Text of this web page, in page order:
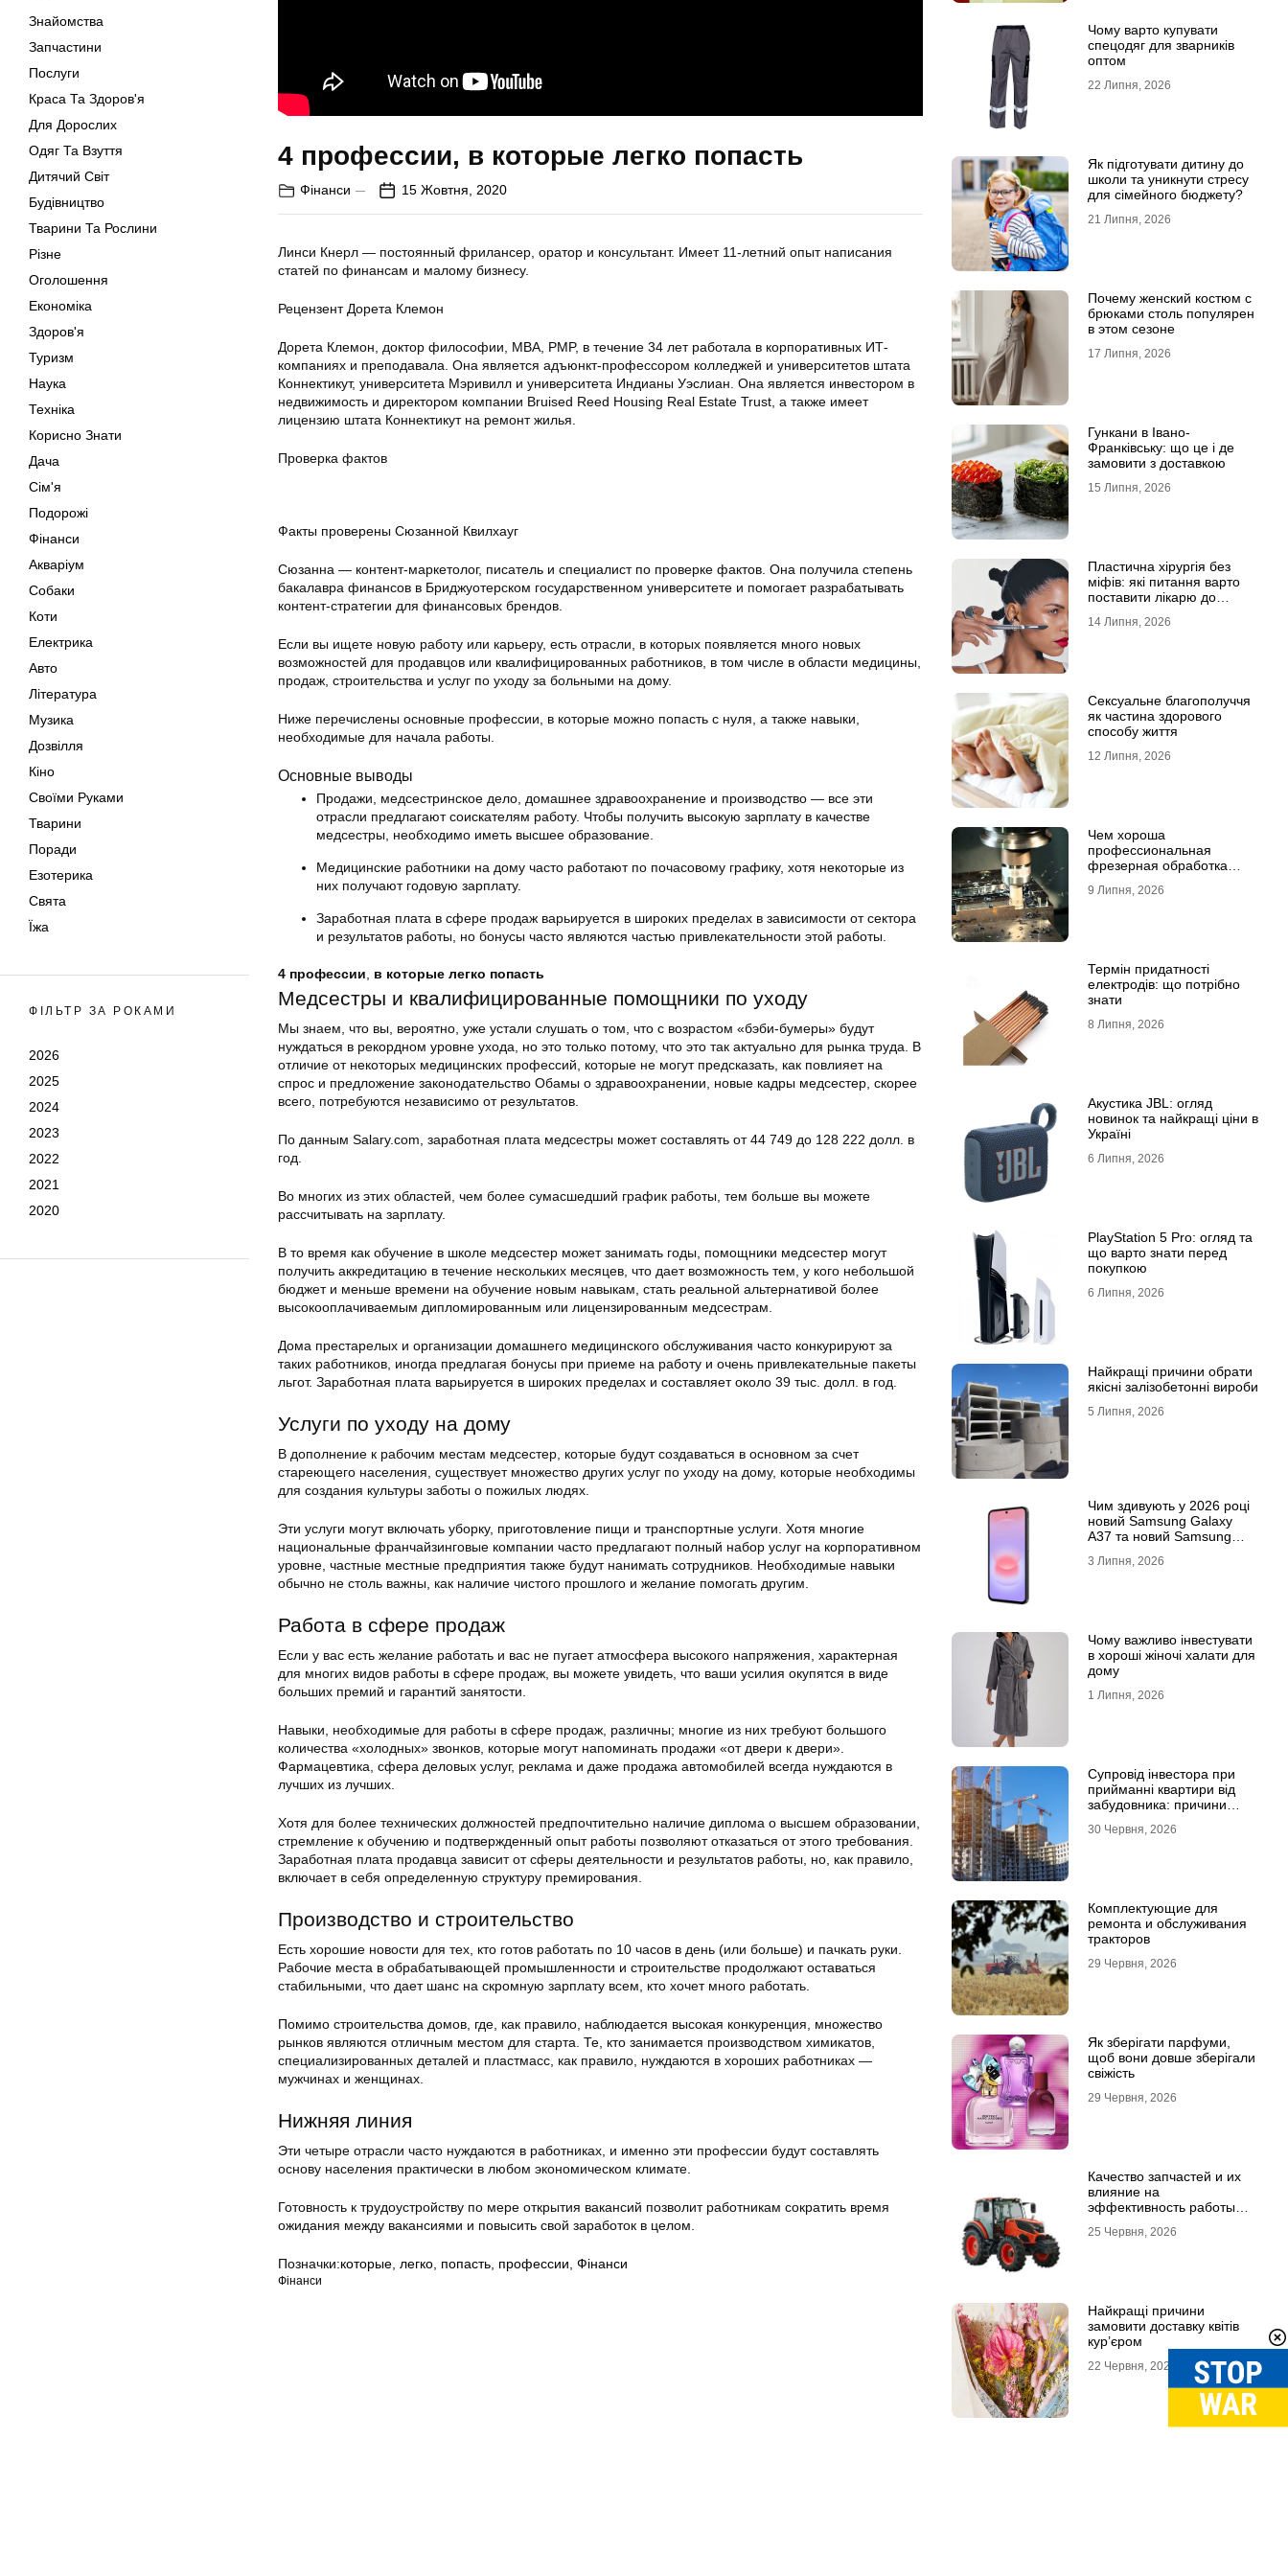
Знайомства
Запчастини
Послуги
Краса Та Здоров'я
Для Дорослих
Одяг Та Взуття
Дитячий Світ
Будівництво
Тварини Та Рослини
Різне
Оголошення
Економіка
Здоров'я
Туризм
Наука
Техніка
Корисно Знати
Дача
Сім'я
Подорожі
Фінанси
Акваріум
Собаки
Коти
Електрика
Авто
Література
Музика
Дозвілля
Кіно
Своїми Руками
Тварини
Поради
Езотерика
Свята
Їжа
ФІЛЬТР ЗА РОКАМИ
2026
2025
2024
2023
2022
2021
2020
4 профессии, в которые легко попасть
Фінанси 15 Жовтня, 2020
Линси Кнерл — постоянный фрилансер, оратор и консультант. Имеет 11-летний опыт написания
статей по финансам и малому бизнесу.
Рецензент Дорета Клемон
Дорета Клемон, доктор философии, MBA, PMP, в течение 34 лет работала в корпоративных ИТ-
компаниях и преподавала. Она является адъюнкт-профессором колледжей и университетов штата
Коннектикут, университета Мэривилл и университета Индианы Уэслиан. Она является инвестором в
недвижимость и директором компании Bruised Reed Housing Real Estate Trust, а также имеет
лицензию штата Коннектикут на ремонт жилья.
Проверка фактов
Факты проверены Сюзанной Квилхауг
Сюзанна — контент-маркетолог, писатель и специалист по проверке фактов. Она получила степень
бакалавра финансов в Бриджуотерском государственном университете и помогает разрабатывать
контент-стратегии для финансовых брендов.
Если вы ищете новую работу или карьеру, есть отрасли, в которых появляется много новых
возможностей для продавцов или квалифицированных работников, в том числе в области медицины,
продаж, строительства и услуг по уходу за больными на дому.
Ниже перечислены основные профессии, в которые можно попасть с нуля, а также навыки,
необходимые для начала работы.
Основные выводы
Продажи, медсестринское дело, домашнее здравоохранение и производство — все эти
отрасли предлагают соискателям работу. Чтобы получить высокую зарплату в качестве
медсестры, необходимо иметь высшее образование.
Медицинские работники на дому часто работают по почасовому графику, хотя некоторые из
них получают годовую зарплату.
Заработная плата в сфере продаж варьируется в широких пределах в зависимости от сектора
и результатов работы, но бонусы часто являются частью привлекательности этой работы.
4 профессии, в которые легко попасть
Медсестры и квалифицированные помощники по уходу
Мы знаем, что вы, вероятно, уже устали слушать о том, что с возрастом «бэби-бумеры» будут
нуждаться в рекордном уровне ухода, но это только потому, что это так актуально для рынка труда. В
отличие от некоторых медицинских профессий, которые не могут предсказать, как повлияет на
спрос и предложение законодательство Обамы о здравоохранении, новые кадры медсестер, скорее
всего, потребуются независимо от результатов.
По данным Salary.com, заработная плата медсестры может составлять от 44 749 до 128 222 долл. в
год.
Во многих из этих областей, чем более сумасшедший график работы, тем больше вы можете
рассчитывать на зарплату.
В то время как обучение в школе медсестер может занимать годы, помощники медсестер могут
получить аккредитацию в течение нескольких месяцев, что дает возможность тем, у кого небольшой
бюджет и меньше времени на обучение новым навыкам, стать реальной альтернативой более
высокооплачиваемым дипломированным или лицензированным медсестрам.
Дома престарелых и организации домашнего медицинского обслуживания часто конкурируют за
таких работников, иногда предлагая бонусы при приеме на работу и очень привлекательные пакеты
льгот. Заработная плата варьируется в широких пределах и составляет около 39 тыс. долл. в год.
Услуги по уходу на дому
В дополнение к рабочим местам медсестер, которые будут создаваться в основном за счет
стареющего населения, существует множество других услуг по уходу на дому, которые необходимы
для создания культуры заботы о пожилых людях.
Эти услуги могут включать уборку, приготовление пищи и транспортные услуги. Хотя многие
национальные франчайзинговые компании часто предлагают полный набор услуг на корпоративном
уровне, частные местные предприятия также будут нанимать сотрудников. Необходимые навыки
обычно не столь важны, как наличие чистого прошлого и желание помогать другим.
Работа в сфере продаж
Если у вас есть желание работать и вас не пугает атмосфера высокого напряжения, характерная
для многих видов работы в сфере продаж, вы можете увидеть, что ваши усилия окупятся в виде
больших премий и гарантий занятости.
Навыки, необходимые для работы в сфере продаж, различны; многие из них требуют большого
количества «холодных» звонков, которые могут напоминать продажи «от двери к двери».
Фармацевтика, сфера деловых услуг, реклама и даже продажа автомобилей всегда нуждаются в
лучших из лучших.
Хотя для более технических должностей предпочтительно наличие диплома о высшем образовании,
стремление к обучению и подтвержденный опыт работы позволяют отказаться от этого требования.
Заработная плата продавца зависит от сферы деятельности и результатов работы, но, как правило,
включает в себя определенную структуру премирования.
Производство и строительство
Есть хорошие новости для тех, кто готов работать по 10 часов в день (или больше) и пачкать руки.
Рабочие места в обрабатывающей промышленности и строительстве продолжают оставаться
стабильными, что дает шанс на скромную зарплату всем, кто хочет много работать.
Помимо строительства домов, где, как правило, наблюдается высокая конкуренция, множество
рынков являются отличным местом для старта. Те, кто занимается производством химикатов,
специализированных деталей и пластмасс, как правило, нуждаются в хороших работниках —
мужчинах и женщинах.
Нижняя линия
Эти четыре отрасли часто нуждаются в работниках, и именно эти профессии будут составлять
основу населения практически в любом экономическом климате.
Готовность к трудоустройству по мере открытия вакансий позволит работникам сократить время
ожидания между вакансиями и повысить свой заработок в целом.
Позначки:которые, легко, попасть, профессии, Фінанси
Фінанси
Чому варто купувати
спецодяг для зварників
оптом
22 Липня, 2026
Як підготувати дитину до
школи та уникнути стресу
для сімейного бюджету?
21 Липня, 2026
Почему женский костюм с
брюками столь популярен
в этом сезоне
17 Липня, 2026
Гункани в Івано-
Франківську: що це і де
замовити з доставкою
15 Липня, 2026
Пластична хірургія без
міфів: які питання варто
поставити лікарю до
14 Липня, 2026
Сексуальне благополуччя
як частина здорового
способу життя
12 Липня, 2026
Чем хороша
профессиональная
фрезерная обработка
9 Липня, 2026
Термін придатності
електродів: що потрібно
знати
8 Липня, 2026
Акустика JBL: огляд
новинок та найкращі ціни в
Україні
6 Липня, 2026
PlayStation 5 Pro: огляд та
що варто знати перед
покупкою
6 Липня, 2026
Найкращі причини обрати
якісні залізобетонні вироби
5 Липня, 2026
Чим здивують у 2026 році
новий Samsung Galaxy
A37 та новий Samsung
3 Липня, 2026
Чому важливо інвестувати
в хороші жіночі халати для
дому
1 Липня, 2026
Супровід інвестора при
прийманні квартири від
забудовника: причини
30 Червня, 2026
Комплектующие для
ремонта и обслуживания
тракторов
29 Червня, 2026
Як зберігати парфуми,
щоб вони довше зберігали
свіжість
29 Червня, 2026
Качество запчастей и их
влияние на
эффективность работы
25 Червня, 2026
Найкращі причини
замовити доставку квітів
кур’єром
22 Червня, 2026